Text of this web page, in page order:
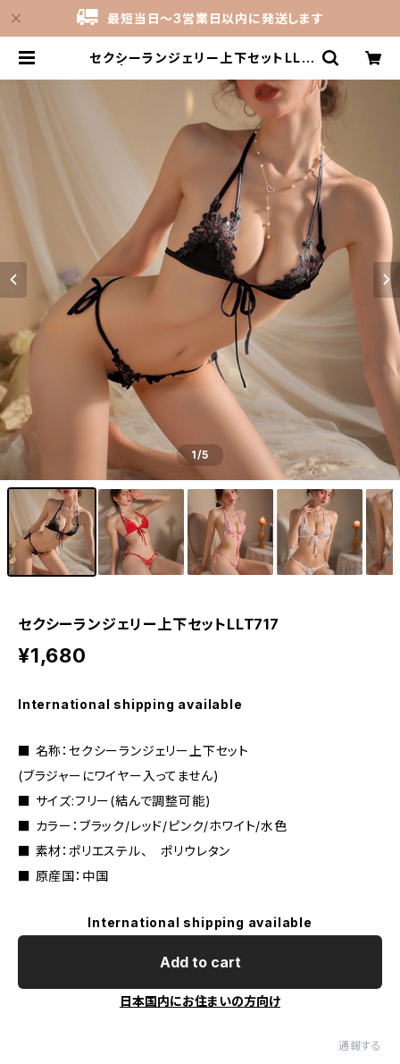
最短当日～3営業日以内に発送します
セクシーランジェリー上下セットLLT
仕入れ問屋 | カインドライム
1/5
セクシーランジェリー上下セットLLT717
¥1,680
International shipping available
■ 名称：セクシーランジェリー上下セット
(ブラジャーにワイヤー入ってません)
■ サイズ:フリー(結んで調整可能)
■ カラー：ブラック/レッド/ピンク/ホワイト/水色
■ 素材：ポリエステル、 ポリウレタン
■ 原産国：中国
International shipping available
Add to cart
日本国内にお住まいの方向け
通報する